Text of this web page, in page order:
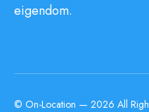
eigendom.
© On-Location — 2026 All